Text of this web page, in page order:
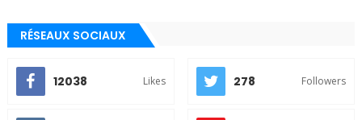
RÉSEAUX SOCIAUX
12038 Likes 278 Followers